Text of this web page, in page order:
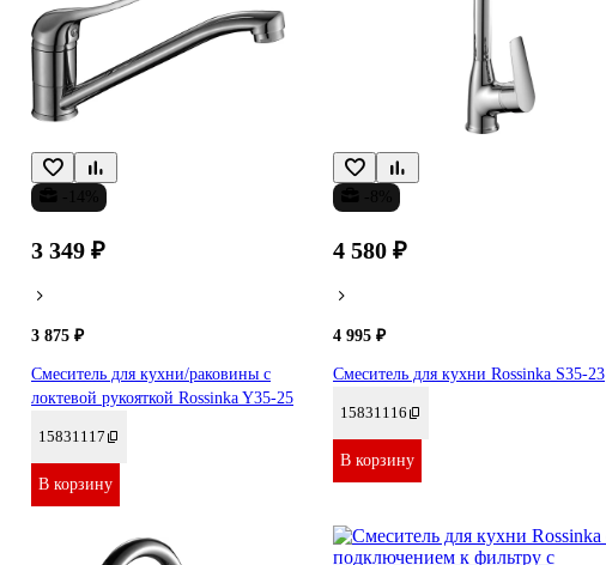
3 349 ₽
3 875 ₽
Смеситель для кухни/раковины с
локтевой рукояткой Rossinka Y35-25
15831117
В корзину
4 580 ₽
4 995 ₽
Смеситель для кухни Rossinka S35-23
15831116
В корзину